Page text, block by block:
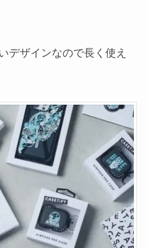
デザインなので長く使え